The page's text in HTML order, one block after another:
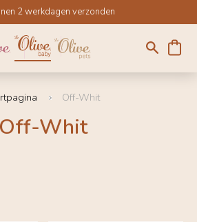
2 werkdagen verzonden
Off-Whit
Off-Whit